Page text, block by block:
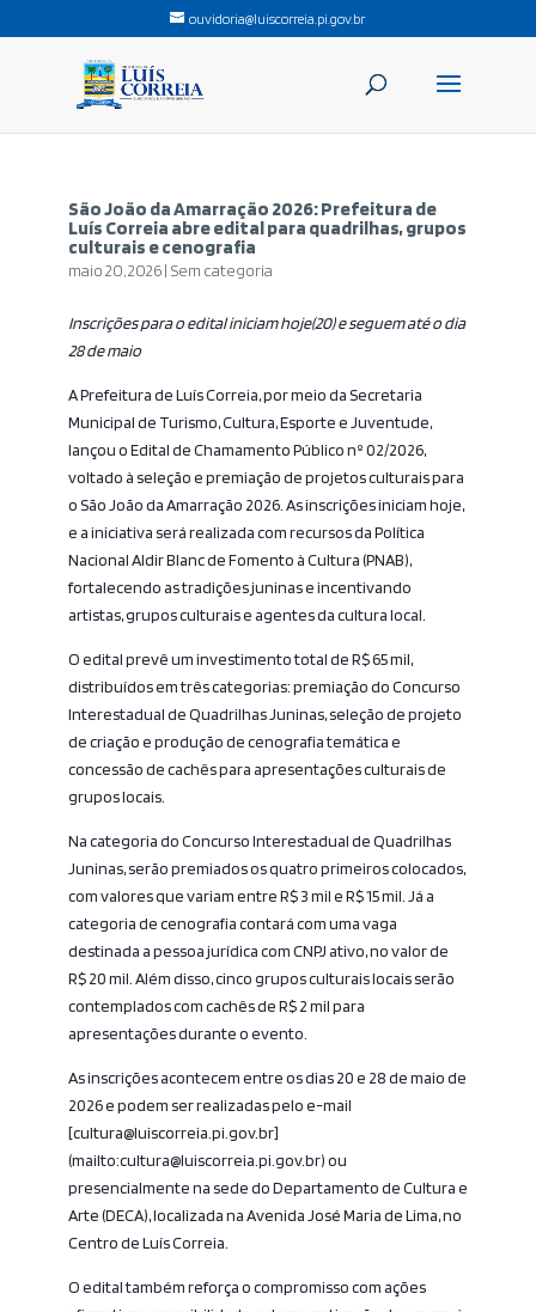
ouvidoria@luiscorreia.pi.gov.br
São João da Amarração 2026: Prefeitura de
Luís Correia abre edital para quadrilhas, grupos
culturais e cenografia
maio 20, 2026| Sem categoria
Inscrições para o edital iniciam hoje(20) e seguem até o dia
28 de maio
A Prefeitura de Luís Correia, por meio da Secretaria
Municipal de Turismo, Cultura, Esporte e Juventude,
lançou o Edital de Chamamento Público nº 02/2026,
voltado à seleção e premiação de projetos culturais para
o São João da Amarração 2026. As inscrições iniciam hoje,
e a iniciativa será realizada com recursos da Política
Nacional Aldir Blanc de Fomento à Cultura (PNAB),
fortalecendo as tradições juninas e incentivando
artistas, grupos culturais e agentes da cultura local.
O edital prevê um investimento total de R$ 65 mil,
distribuídos em três categorias: premiação do Concurso
Interestadual de Quadrilhas Juninas, seleção de projeto
de criação e produção de cenografia temática e
concessão de cachês para apresentações culturais de
grupos locais.
Na categoria do Concurso Interestadual de Quadrilhas
Juninas, serão premiados os quatro primeiros colocados,
com valores que variam entre R$ 3 mil e R$ 15 mil. Já a
categoria de cenografia contará com uma vaga
destinada a pessoa jurídica com CNPJ ativo, no valor de
R$ 20 mil. Além disso, cinco grupos culturais locais serão
contemplados com cachês de R$ 2 mil para
apresentações durante o evento.
As inscrições acontecem entre os dias 20 e 28 de maio de
2026 e podem ser realizadas pelo e-mail
[cultura@luiscorreia.pi.gov.br]
(mailto:cultura@luiscorreia.pi.gov.br) ou
presencialmente na sede do Departamento de Cultura e
Arte (DECA), localizada na Avenida José Maria de Lima, no
Centro de Luís Correia.
O edital também reforça o compromisso com ações